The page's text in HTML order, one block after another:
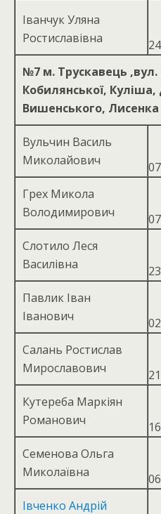
Іванчук Уляна
Ростиславівна
№7 м. Трускавець
Кобилянської,
Вишенського, Лисенка
Вульчин Василь
Миколайович
Грех Микола
Володимирович
Слотило Леся
Василівна
Павлик Іван
Іванович
Салань Ростислав
Мирославович
Кутереба Маркіян
Романович
Семенова Ольга
Миколаївна
Івченко Андрій